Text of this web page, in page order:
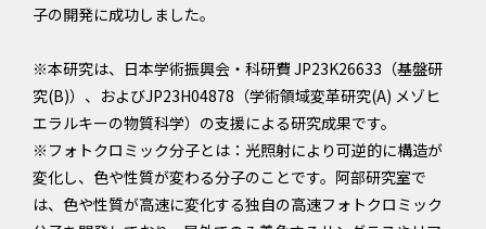
子の開発に成功しました。
※本研究は、日本学術振興会・科研費 JP23K26633（基盤研
究(B)）、およびJP23H04878（学術領域変革研究(A) メゾヒ
エラルキーの物質科学）の支援による研究成果です。
※フォトクロミック分子とは：光照射により可逆的に構造が
変化し、色や性質が変わる分子のことです。阿部研究室で
は、色や性質が高速に変化する独自の高速フォトクロミック